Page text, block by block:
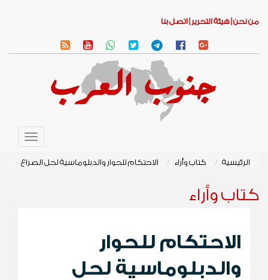
من نحن | هيئة التحرير | اتصل بنا
Toggle
الرئيسية
كتاب وأراء الاحتكام للحوار والدبلوماسية لحل الصراع
كتاب وأراء
الاحتكام للحوار
والدبلوماسية لحل